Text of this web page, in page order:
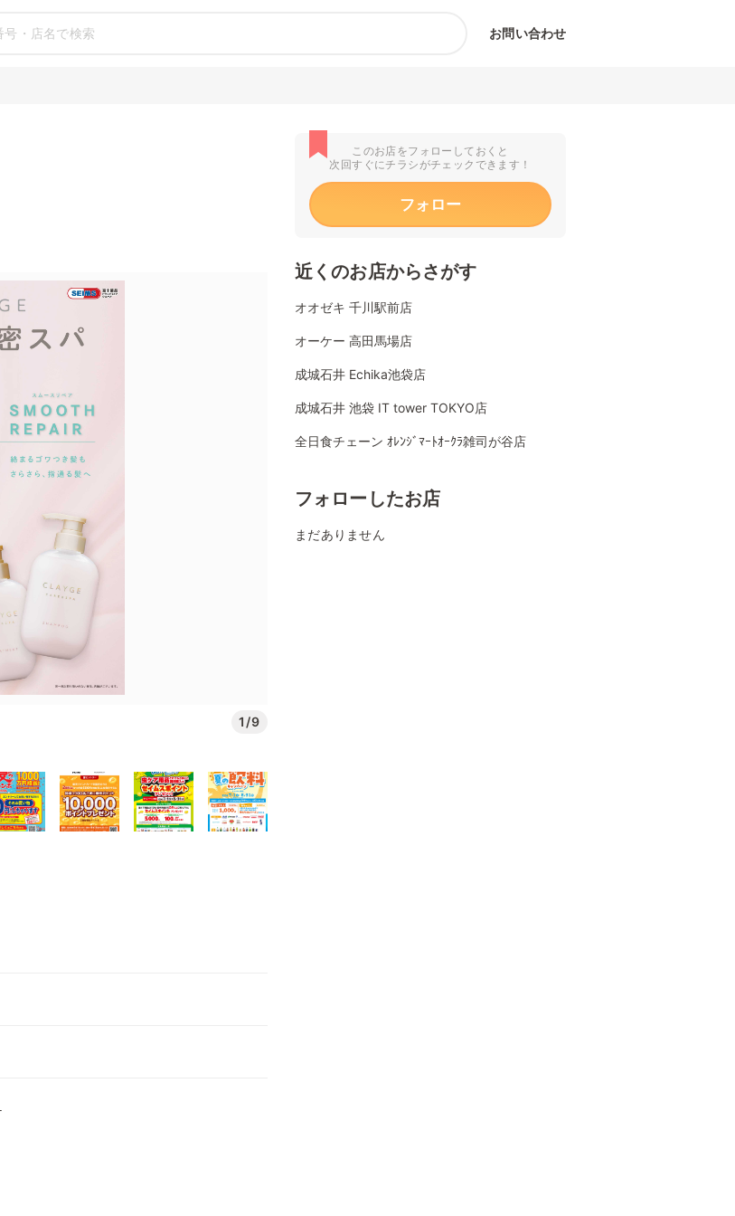
お問い合わせ
1/9
このお店をフォローしておくと
次回すぐにチラシがチェックできます！
フォロー
近くのお店からさがす
オオゼキ 千川駅前店
オーケー 高田馬場店
成城石井 Echika池袋店
成城石井 池袋 IT tower TOKYO店
全日食チェーン ｵﾚﾝｼﾞﾏｰﾄｵｰｸﾗ雑司が谷店
フォローしたお店
まだありません